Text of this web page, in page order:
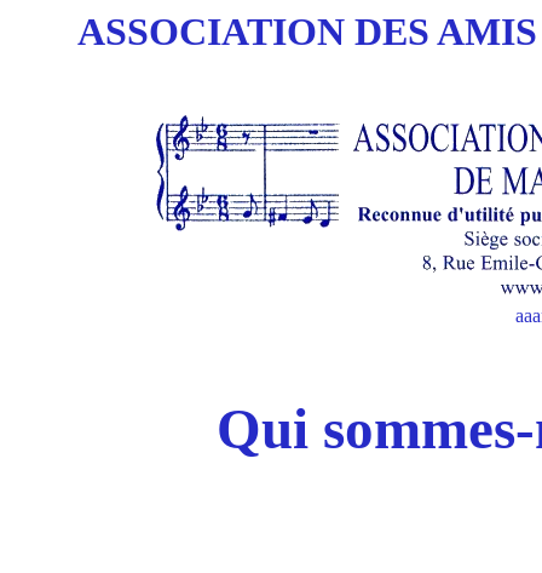
ASSOCIATION DES
Qui